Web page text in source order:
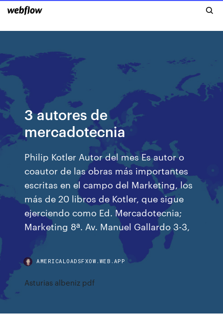
3 autores de
mercadotecnia
Philip Kotler Autor del mes Es autor o
coautor de las obras más importantes
escritas en el campo del Marketing, los
más de 20 libros de Kotler, que sigue
ejerciendo como Ed. Mercadotecnia;
Marketing 8ª. Av. Manuel Gallardo 3-3,
AMERICALOADSFXOW.WEB.APP
Asturias albeniz pdf